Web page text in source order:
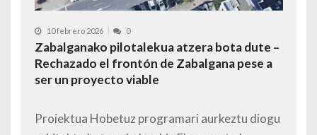
10 febrero 2026 0
Zabalganako pilotalekua atzera bota dute –
Rechazado el frontón de Zabalgana pese a
ser un proyecto viable
Proiektua Hobetuz programari aurkeztu diogu